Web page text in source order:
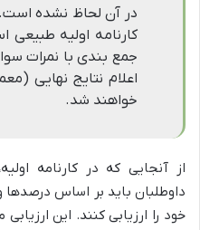
در آن لحاظ نشده است.
کارنامه اولیه طبیعی
جمع بندی با نمرات
اعلام نتایج نهایی
خواهند شد.
از آنجایی که در کارنامه
داوطلبان باید بر اساس درصدها
خود را ارزیابی کنند. این